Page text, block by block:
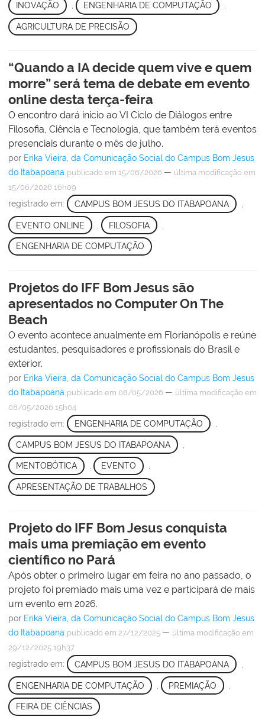
INOVAÇÃO , ENGENHARIA DE COMPUTAÇÃO ,
AGRICULTURA DE PRECISÃO
“Quando a IA decide quem vive e quem
morre” será tema de debate em evento
online desta terça-feira
O encontro dará início ao VI Ciclo de Diálogos entre
Filosofia, Ciência e Tecnologia, que também terá eventos
presenciais durante o mês de julho.
por Erika Vieira, da Comunicação Social do Campus Bom Jesus
do Itabapoana publicado em 15/06/2026 — última modificação em
15/06/2026 16h09
registrado em: CAMPUS BOM JESUS DO ITABAPOANA
EVENTO ONLINE FILOSOFIA
ENGENHARIA DE COMPUTAÇÃO
Projetos do IFF Bom Jesus são
apresentados no Computer On The
Beach
O evento acontece anualmente em Florianópolis e reúne
estudantes, pesquisadores e profissionais do Brasil e
exterior.
por Erika Vieira, da Comunicação Social do Campus Bom Jesus
do Itabapoana publicado em 08/05/2026 — última modificação em
08/05/2026 15h04
registrado em: ENGENHARIA DE COMPUTAÇÃO
CAMPUS BOM JESUS DO ITABAPOANA
MENTOBÓTICA , EVENTO ,
APRESENTAÇÃO DE TRABALHOS
Projeto do IFF Bom Jesus conquista
mais uma premiação em evento
científico no Pará
Após obter o primeiro lugar em feira no ano passado, o
projeto foi premiado mais uma vez e participará de mais
um evento em 2026.
por Erika Vieira, da Comunicação Social do Campus Bom Jesus
do Itabapoana publicado em 27/12/2025 — última modificação em
29/12/2025 19h37
registrado em: CAMPUS BOM JESUS DO ITABAPOANA
ENGENHARIA DE COMPUTAÇÃO PREMIAÇÃO
FEIRA DE CIÊNCIAS